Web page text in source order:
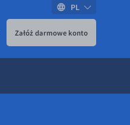
Załóż darmowe konto
PL